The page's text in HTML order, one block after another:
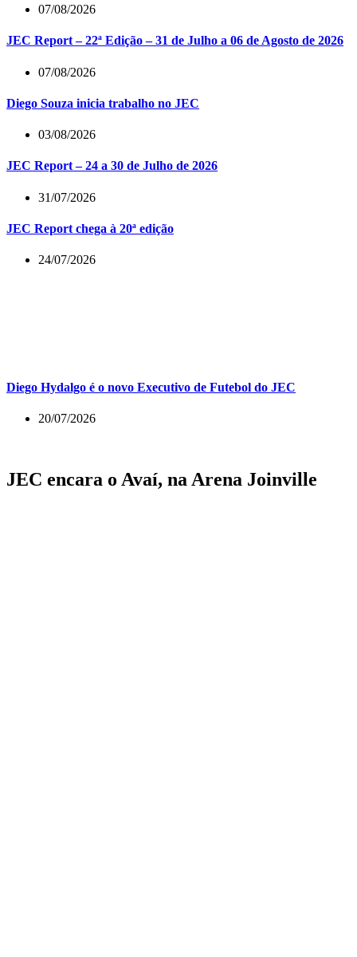
07/08/2026
JEC Report – 22ª Edição – 31 de Julho a 06 de Agosto de 2026
07/08/2026
Diego Souza inicia trabalho no JEC
03/08/2026
JEC Report – 24 a 30 de Julho de 2026
31/07/2026
JEC Report chega à 20ª edição
24/07/2026
Diego Hydalgo é o novo Executivo de Futebol do JEC
20/07/2026
JEC encara o Avaí, na Arena Joinville